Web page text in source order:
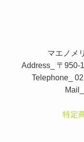
マエノメ
Address_ 〒950-
Telephone_
Mail_
特定